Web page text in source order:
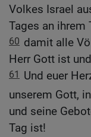
Volkes Israel
Tages an ihrem
60 damit alle
Herr Gott ist
61 Und euer
unserem Gott,
und seine
Tag ist!